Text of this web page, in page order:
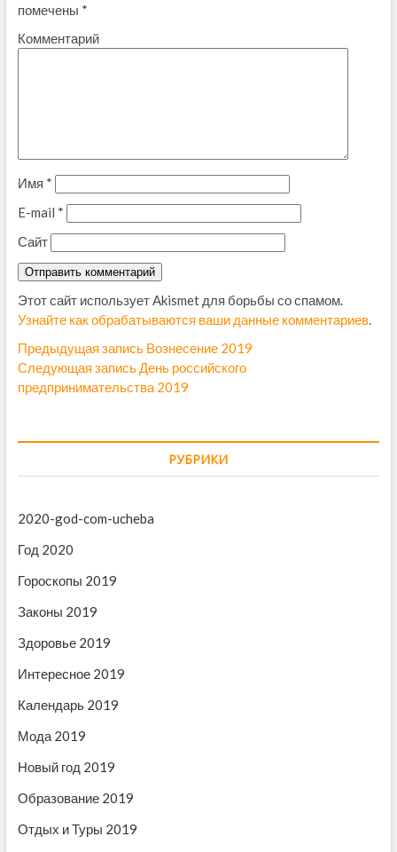
помечены *
Комментарий
Имя *
E-mail *
Сайт
Этот сайт использует Akismet для борьбы со спамом.
Узнайте как обрабатываются ваши данные комментариев.
Н
а
и
ц
и
я
п
о
з
а
и
с
я
м
Предыдущая запись П
р
е
д
я
Вознесение 2019
Следующая записьС
л
у
я
День российского
предпринимательства 2019
РУБРИКИ
2020-god-com-ucheba
Год 2020
Гороскопы 2019
Законы 2019
Здоровье 2019
Интересное 2019
Календарь 2019
Мода 2019
Новый год 2019
Образование 2019
Отдых и Туры 2019